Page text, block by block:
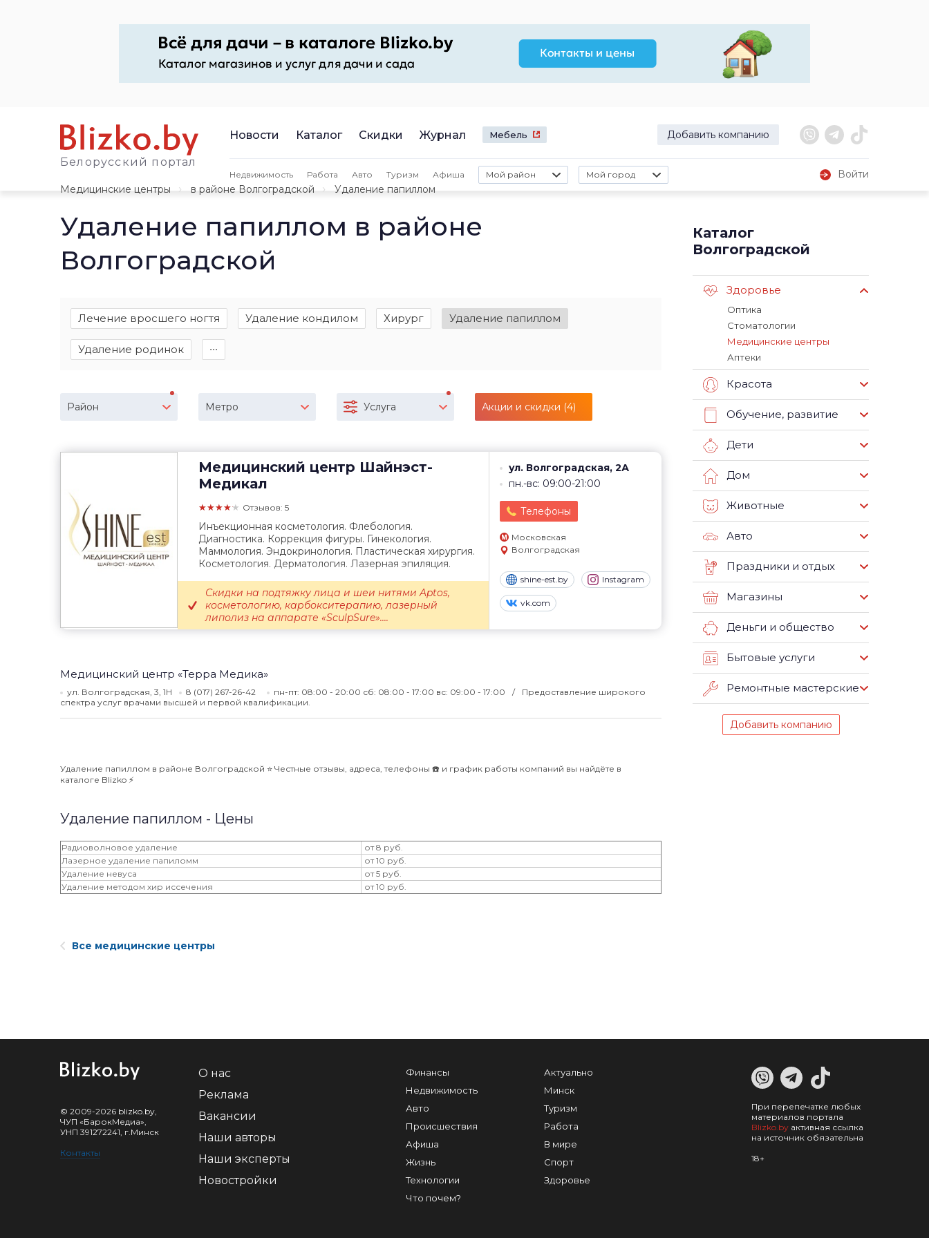
Белорусский портал
Новости Каталог Скидки Журнал Мебель Добавить компанию
Недвижимость Работа Авто Туризм Афиша Мой район Мой город
Войти
Медицинские центры
в районе Волгоградской Удаление папиллом
Удаление папиллом в районе
Волгоградской
Лечение вросшего ногтя Удаление кондилом Хирург Удаление папиллом
Удаление родинок ∙∙∙
Район Метро Услуга Акции и скидки (4)
Медицинский центр Шайнэст-
Медикал
★★★★★ Отзывов: 5
ул. Волгоградская, 2А
пн.-вс: 09:00-21:00
Телефоны
Московская
Волгоградская
shine-est.by Instagram
vk.com
Инъекционная косметология. Флебология.
Диагностика. Коррекция фигуры. Гинекология.
Маммология. Эндокринология. Пластическая хирургия.
Косметология. Дерматология. Лазерная эпиляция.
Скидки на подтяжку лица и шеи нитями Aptos,
косметологию, карбокситерапию, лазерный
липолиз на аппарате «SculpSure»....
Медицинский центр «Терра Медика»
ул. Волгоградская, 3, 1Н 8 (017) 267-26-42 пн-пт: 08:00 - 20:00 сб: 08:00 - 17:00 вс: 09:00 - 17:00
Предоставление широкого
спектра услуг врачами высшей и первой квалификации.
Удаление папиллом в районе Волгоградской ⭐️ Честные отзывы, адреса, телефоны ☎️ и график работы компаний вы найдёте в
каталоге Blizko ⚡️
Удаление папиллом - Цены
Радиоволновое удаление
от 8 руб.
Лазерное удаление папиломм
от 10 руб.
Удаление невуса
от 5 руб.
Удаление методом хир иссечения
от 10 руб.
Каталог
Волгоградской
Здоровье
Оптика
Стоматологии
Медицинские центры
Аптеки
Красота
Обучение, развитие
Дети
Дом
Животные
Авто
Праздники и отдых
Магазины
Деньги и общество
Бытовые услуги
Ремонтные мастерские
Добавить компанию
Все медицинские центры
© 2009-2026 blizko.by,
ЧУП «БарокМедиа»,
УНП 391272241, г.Минск
Контакты
О нас
Реклама
Вакансии
Наши авторы
Наши эксперты
Новостройки
Финансы
Недвижимость
Авто
Происшествия
Афиша
Жизнь
Технологии
Что почем?
Актуально
Минск
Туризм
Работа
В мире
Спорт
Здоровье
При перепечатке любых
материалов портала
Blizko.by активная ссылка
на источник обязательна
18+